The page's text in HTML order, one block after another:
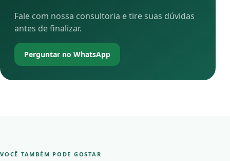
Fale com nossa consultoria e tire suas dúvidas
antes de finalizar.
Perguntar no WhatsApp
VOCÊ TAMBÉM PODE GOSTAR